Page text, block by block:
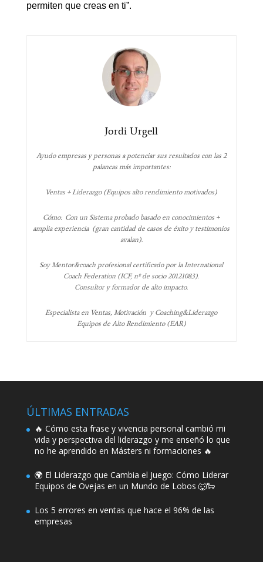
permiten que creas en ti”.
Jordi Urgell
Ayudo empresas y personas a potenciar sus resultados con las 2
palancas más importantes:
Ventas + Liderazgo (Equipos alto rendimiento motivados)
Cómo: Con un Sistema probado basado en conocimientos +
amplia experiencia (gran cantidad de casos de éxito y testimonios
avalan).
Soy Mentor&coach profesional certificado por la International
Coach Federation (ICF, nº de socio 20121083).
Consultor y formador de alto impacto.
Especialista en Ventas, Motivación y Coaching&Liderazgo
Equipos de Alto Rendimiento (EAR)
ÚLTIMAS ENTRADAS
🔥 Cómo esta frase y vivencia personal cambió mi
vida y perspectiva del liderazgo y me enseñó lo que
no he aprendido en Másters ni formaciones 🔥
🌍 El Liderazgo que Cambia el Juego: Cómo Liderar
Equipos de Ovejas en un Mundo de Lobos 🐺🐑
Los 5 errores en ventas que hace el 96% de las
empresas